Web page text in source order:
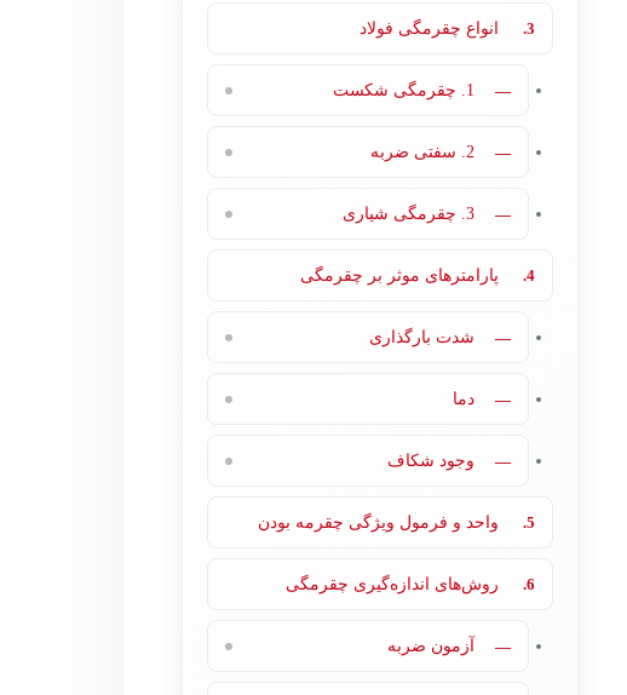
3. انواع چقرمگی فولاد
— 1. چقرمگی شکست
— 2. سفتی ضربه
— 3. چقرمگی شیاری
4. پارامترهای موثر بر چقرمگی
— شدت بارگذاری
— دما
— وجود شکاف
5. واحد و فرمول ویژگی چقرمه بودن
6. روش‌های اندازه‌گیری چقرمگی
— آزمون ضربه